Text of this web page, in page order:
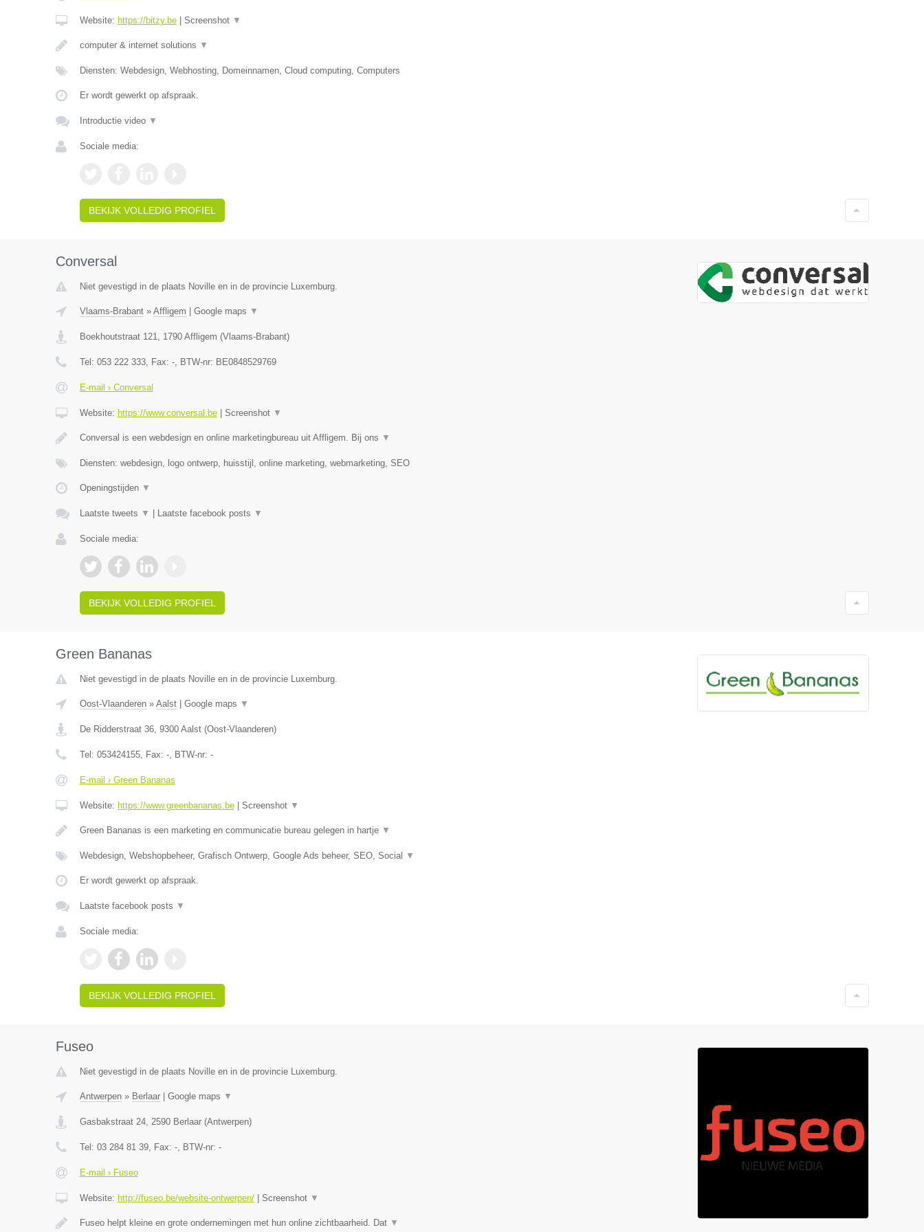
Website: https://bitzy.be| Screenshot ▼
computer & internet solutions ▼
Diensten: Webdesign, Webhosting, Domeinnamen, Cloud computing, Computers
Er wordt gewerkt op afspraak.
Introductie video ▼
Sociale media:
BEKIJK VOLLEDIG PROFIEL
Conversal
Niet gevestigd in de plaats Noville en in de provincie Luxemburg.
Vlaams-Brabant» Affligem Google maps ▼
Boekhoutstraat 121, 1790 Affligem (Vlaams-Brabant)
Tel: 053 222 333, Fax: -, BTW-nr: BE0848529769
E-mail › Conversal
Website: https://www.conversal.be| Screenshot ▼
Conversal is een webdesign en online marketingbureau uit Affligem. Bij ons ▼
Diensten: webdesign, logo ontwerp, huisstijl, online marketing, webmarketing, SEO
Openingstijden ▼
Laatste tweets ▼ Laatste facebook posts ▼
Sociale media:
BEKIJK VOLLEDIG PROFIEL
Green Bananas
Niet gevestigd in de plaats Noville en in de provincie Luxemburg.
Oost-Vlaanderen» Aalst| Google maps ▼
De Ridderstraat 36, 9300 Aalst(Oost-Vlaanderen)
Tel: 053424155, Fax: -, BTW-nr: -
E-mail › Green Bananas
Website: https://www.greenbananas.be| Screenshot ▼
Green Bananas is een marketing en communicatie bureau gelegen in hartje ▼
Webdesign, Webshopbeheer, Grafisch Ontwerp, Google Ads beheer, SEO, Social ▼
Er wordt gewerkt op afspraak.
Laatste facebook posts ▼
Sociale media:
BEKIJK VOLLEDIG PROFIEL
Fuseo
Niet gevestigd in de plaats Noville en in de provincie Luxemburg.
Antwerpen» Berlaar| Google maps ▼
Gasbakstraat 24, 2590 Berlaar(Antwerpen)
Tel: 03 284 81 39, Fax: -, BTW-nr: -
E-mail › Fuseo
Website: http://fuseo.be/website-ontwerpen/| Screenshot ▼
Fuseo helpt kleine en grote ondernemingen met hun online zichtbaarheid. Dat ▼